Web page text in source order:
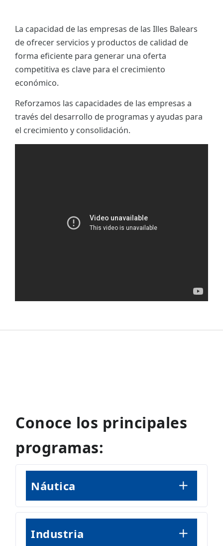
La capacidad de las empresas de las Illes Balears
de ofrecer servicios y productos de calidad de
forma eficiente para generar una oferta
competitiva es clave para el crecimiento
económico.
Reforzamos las capacidades de las empresas a
través del desarrollo de programas y ayudas para
el crecimiento y consolidación.
Conoce los principales
programas:
Náutica
Industria